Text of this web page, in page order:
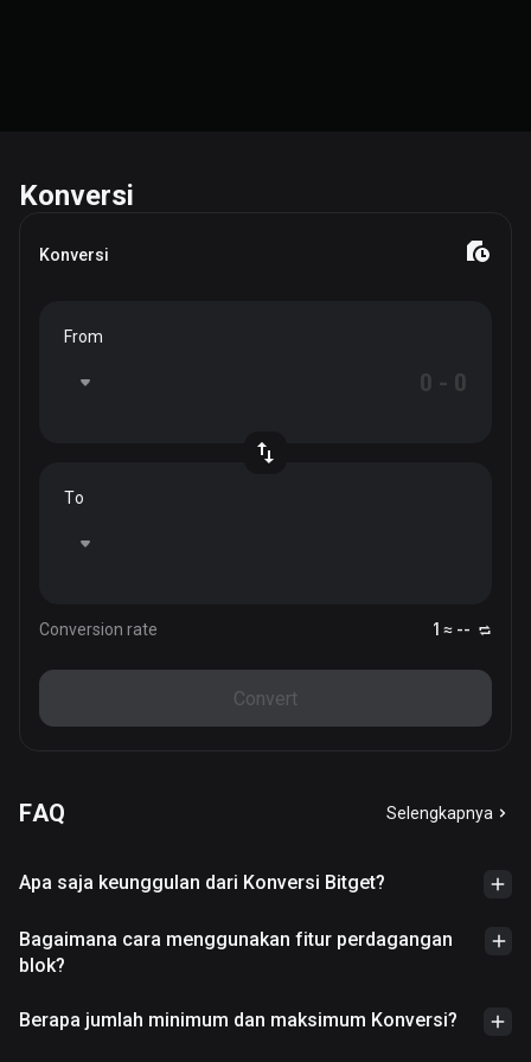
Konversi
Konversi
From
To
Conversion rate 1 ≈ --
Convert
FAQ Selengkapnya
Apa saja keunggulan dari Konversi Bitget?
Bagaimana cara menggunakan fitur perdagangan
blok?
Berapa jumlah minimum dan maksimum Konversi?